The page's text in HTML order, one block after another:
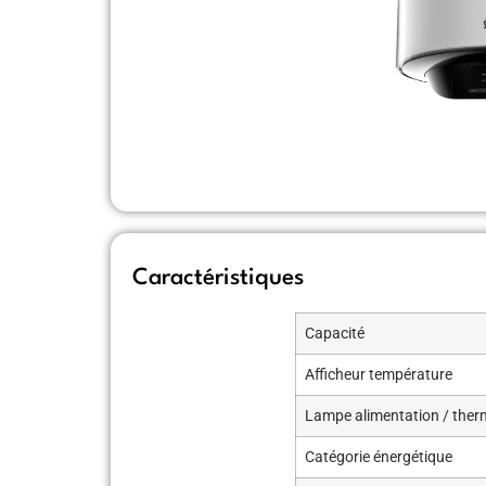
Caractéristiques
Capacité
Afficheur température
Lampe alimentation /
Catégorie énergétique